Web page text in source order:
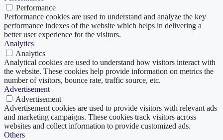
Performance
Performance cookies are used to understand and analyze the key
performance indexes of the website which helps in delivering a
better user experience for the visitors.
Analytics
Analytics
Analytical cookies are used to understand how visitors interact with
the website. These cookies help provide information on metrics the
number of visitors, bounce rate, traffic source, etc.
Advertisement
Advertisement
Advertisement cookies are used to provide visitors with relevant ads
and marketing campaigns. These cookies track visitors across
websites and collect information to provide customized ads.
Others